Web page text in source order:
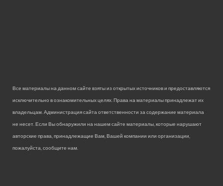
Все материалы на данном сайте взяты из открытых источников и предоставляются
исключительно в ознакомительных целях. Права на материалы принадлежат их
владельцам. Администрация сайта ответственности за содержание материала
не несет. Если Вы обнаружили на нашем сайте материалы, которые нарушают
авторские права, принадлежащие Вам, Вашей компании или организации,
пожалуйста, сообщите нам.